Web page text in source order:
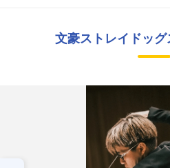
文豪ストレイドッ